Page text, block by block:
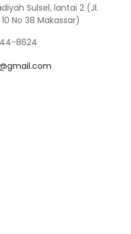
Sulsel, lantai 2 (Jl.
No 38 Makassar)
8624